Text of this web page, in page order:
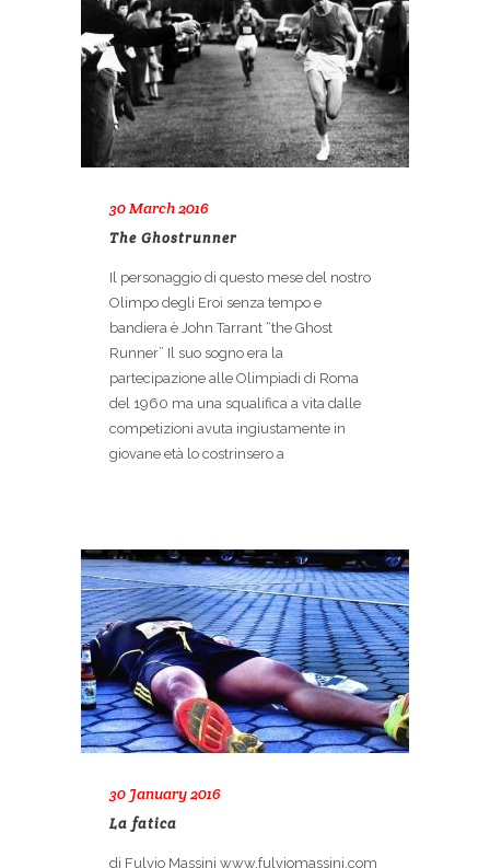
30 March 2016
The Ghostrunner
Il personaggio di questo mese del nostro
Olimpo degli Eroi senza tempo e
bandiera è John Tarrant “the Ghost
Runner” Il suo sogno era la
partecipazione alle Olimpiadi di Roma
del 1960 ma una squalifica a vita dalle
competizioni avuta ingiustamente in
giovane età lo costrinsero a
30 January 2016
La fatica
di Fulvio Massini www.fulviomassini.com